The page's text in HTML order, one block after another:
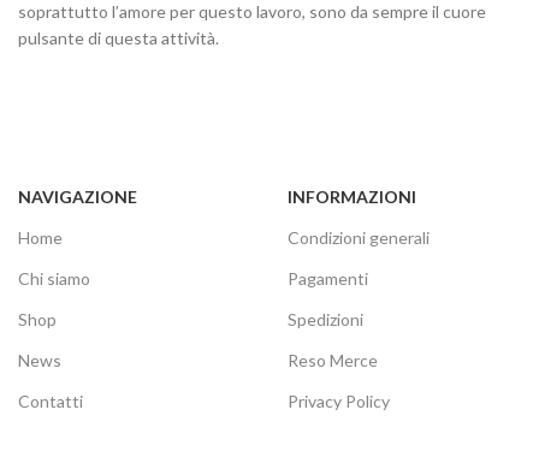
soprattutto l’amore per questo lavoro, sono da sempre il cuore
pulsante di questa attività.
NAVIGAZIONE
Home
Chi siamo
Shop
News
Contatti
INFORMAZIONI
Condizioni generali
Pagamenti
Spedizioni
Reso Merce
Privacy Policy